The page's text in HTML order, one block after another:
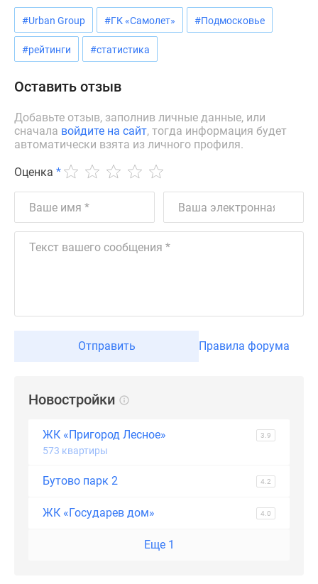
эксперта
Аналитика
рынка
Покупателю
новостроек
Эксперты
авторы
проекте
Контакты
Реклама
места
Квартиры
#Urban Group #ГК «Самолет» #Подмосковье
#рейтинги #статистика
Оставить отзыв
Добавьте отзыв, заполнив личные данные, или
сначала войдите на сайт, тогда информация будет
автоматически взята из личного профиля.
Оценка *
Отправить Правила форума
Новостройки
ЖК «Пригород Лесное» 3.9
573 квартиры
Бутово парк 2 4.2
ЖК «Государев дом» 4.0
Еще 1